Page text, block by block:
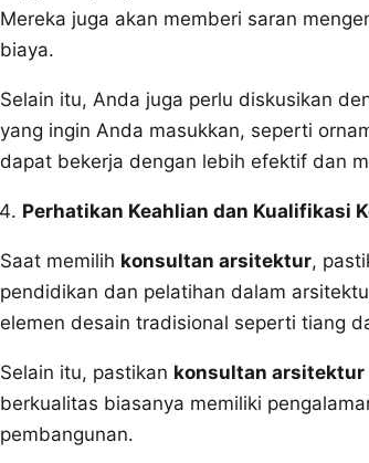
Mereka juga akan memberi saran
biaya.
Selain itu, Anda juga perlu diskusikan
yang ingin Anda masukkan, seperti
dapat bekerja dengan lebih efektif dan
Perhatikan Keahlian dan Kualifikasi
Saat memilih konsultan arsitektur,
pendidikan dan pelatihan dalam
elemen desain tradisional seperti tiang
Selain itu, pastikan konsultan arsitektur
berkualitas biasanya memiliki
pembangunan.